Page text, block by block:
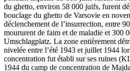
du ghetto, environ 58 000 juifs, furent
bouclage du ghetto de Varsovie en
déclenchement de l’insurrection, entre
moururent de faim et de maladie et 300
Umschlagplatz. La zone entièrement
nivelée entre l’été 1943 et juillet 1944
concentration fut établi sur ses ruines
1944 du camp de concentration de